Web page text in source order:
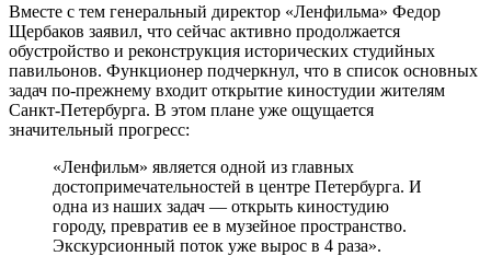
Вместе с тем генеральный директор «Ленфильма» Федор
Щербаков заявил, что сейчас активно продолжается
обустройство и реконструкция исторических студийных
павильонов. Функционер подчеркнул, что в список основных
задач по-прежнему входит открытие киностудии жителям
Санкт-Петербурга. В этом плане уже ощущается
значительный прогресс:
«Ленфильм» является одной из главных
достопримечательностей в центре Петербурга. И
одна из наших задач — открыть киностудию
городу, превратив ее в музейное пространство.
Экскурсионный поток уже вырос в 4 раза».